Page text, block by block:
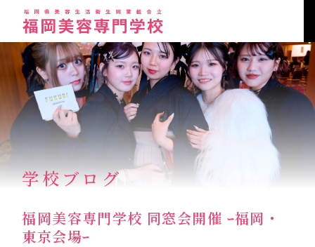
学校ブログ
福岡美容専門学校 同窓会開催 ｰ福岡・
東京会場ｰ